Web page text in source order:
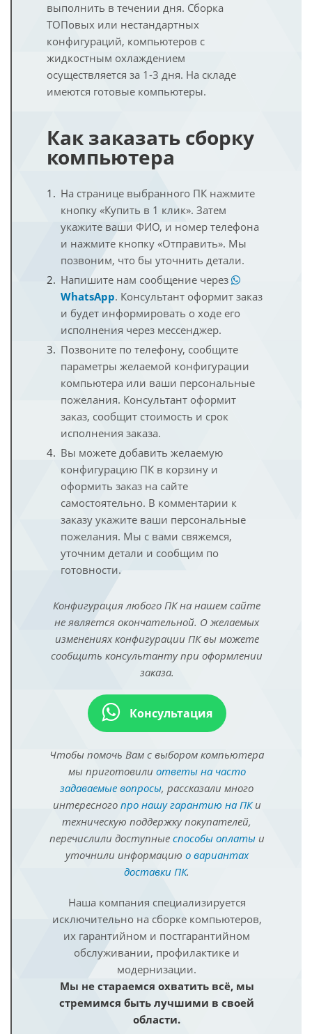
выполнить в течении дня. Сборка
ТОПовых или нестандартных
конфигураций, компьютеров с
жидкостным охлаждением
осуществляется за 1-3 дня. На складе
имеются готовые компьютеры.
Как заказать сборку
компьютера
На странице выбранного ПК нажмите
кнопку «Купить в 1 клик». Затем
укажите ваши ФИО, и номер телефона
и нажмите кнопку «Отправить». Мы
позвоним, что бы уточнить детали.
Напишите нам сообщение через
WhatsApp. Консультант оформит заказ
и будет информировать о ходе его
исполнения через мессенджер.
Позвоните по телефону, сообщите
параметры желаемой конфигурации
компьютера или ваши персональные
пожелания. Консультант оформит
заказ, сообщит стоимость и срок
исполнения заказа.
Вы можете добавить желаемую
конфигурацию ПК в корзину и
оформить заказ на сайте
самостоятельно. В комментарии к
заказу укажите ваши персональные
пожелания. Мы с вами свяжемся,
уточним детали и сообщим по
готовности.
Конфигурация любого ПК на нашем сайте
не является окончательной. О желаемых
изменениях конфигурации ПК вы можете
сообщить консультанту при оформлении
заказа.
Консультация
Чтобы помочь Вам с выбором компьютера
мы приготовили ответы на часто
задаваемые вопросы, рассказали много
интересного про нашу гарантию на ПКи
техническую поддержку покупателей,
перечислили доступные способы оплатыи
уточнили информацию о вариантах
доставки ПК.
Наша компания специализируется
исключительно на сборке компьютеров,
их гарантийном и постгарантийном
обслуживании, профилактике и
модернизации.
Мы не стараемся охватить всё, мы
стремимся быть лучшими в своей
области.